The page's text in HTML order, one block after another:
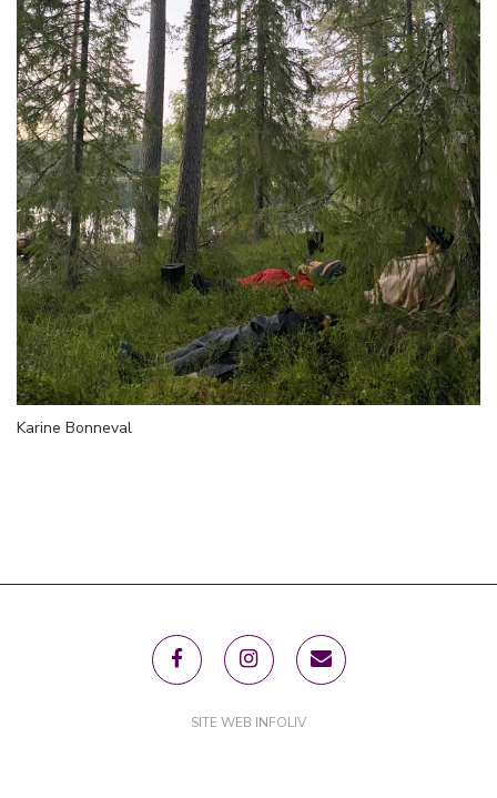
Karine Bonneval
SITE WEB INFOLIV